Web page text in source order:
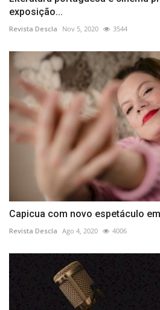
exposição...
Revista Descla Nov 5, 2020 3544
Capicua com novo espetáculo
Revista Descla Ago 4, 2020 4006